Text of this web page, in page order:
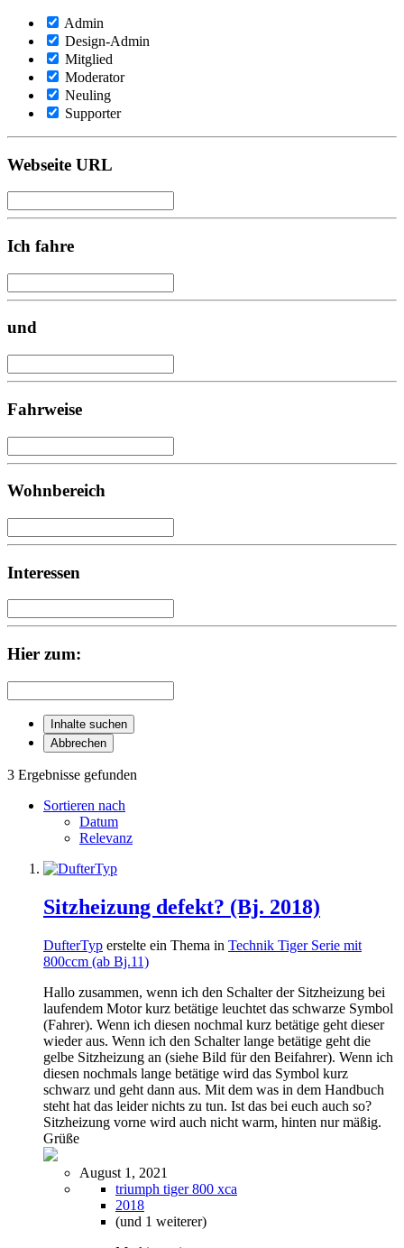
Admin
Design-Admin
Mitglied
Moderator
Neuling
Supporter
Webseite URL
Ich fahre
und
Fahrweise
Wohnbereich
Interessen
Hier zum:
Inhalte suchen
Abbrechen
3 Ergebnisse gefunden
Sortieren nach
Datum
Relevanz
Sitzheizung defekt? (Bj. 2018)
DufterTyp erstelte ein Thema in Technik Tiger Serie mit
800ccm (ab Bj.11)
Hallo zusammen, wenn ich den Schalter der Sitzheizung bei
laufendem Motor kurz betätige leuchtet das schwarze Symbol
(Fahrer). Wenn ich diesen nochmal kurz betätige geht dieser
wieder aus. Wenn ich den Schalter lange betätige geht die
gelbe Sitzheizung an (siehe Bild für den Beifahrer). Wenn ich
diesen nochmals lange betätige wird das Symbol kurz
schwarz und geht dann aus. Mit dem was in dem Handbuch
steht hat das leider nichts zu tun. Ist das bei euch auch so?
Sitzheizung vorne wird auch nicht warm, hinten nur mäßig.
Grüße
August 1, 2021
triumph tiger 800 xca
2018
(und 1 weiterer)